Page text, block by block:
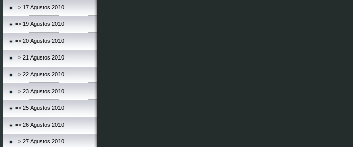
=> 17 Agustos 2010
=> 19 Agustos 2010
=> 20 Agustos 2010
=> 21 Agustos 2010
=> 22 Agustos 2010
=> 23 Agustos 2010
=> 25 Agustos 2010
=> 26 Agustos 2010
=> 27 Agustos 2010